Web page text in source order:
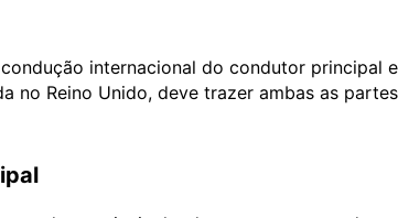
internacional do condutor principal
no Reino Unido, deve trazer ambas as